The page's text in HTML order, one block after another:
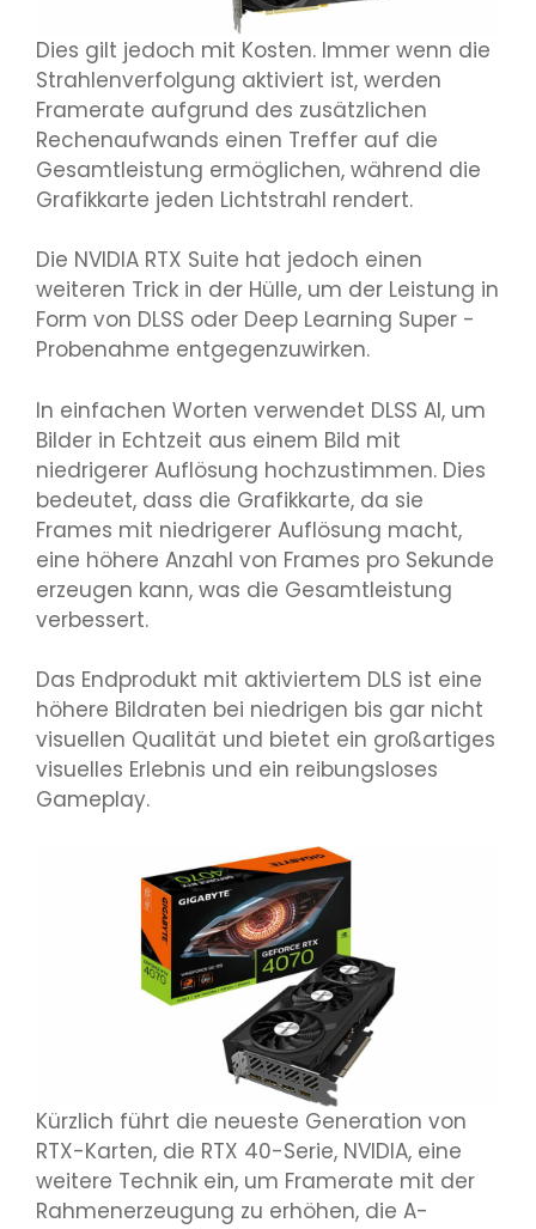
Dies gilt jedoch mit Kosten. Immer wenn die
Strahlenverfolgung aktiviert ist, werden
Framerate aufgrund des zusätzlichen
Rechenaufwands einen Treffer auf die
Gesamtleistung ermöglichen, während die
Grafikkarte jeden Lichtstrahl rendert.
Die NVIDIA RTX Suite hat jedoch einen
weiteren Trick in der Hülle, um der Leistung in
Form von DLSS oder Deep Learning Super -
Probenahme entgegenzuwirken.
In einfachen Worten verwendet DLSS AI, um
Bilder in Echtzeit aus einem Bild mit
niedrigerer Auflösung hochzustimmen. Dies
bedeutet, dass die Grafikkarte, da sie
Frames mit niedrigerer Auflösung macht,
eine höhere Anzahl von Frames pro Sekunde
erzeugen kann, was die Gesamtleistung
verbessert.
Das Endprodukt mit aktiviertem DLS ist eine
höhere Bildraten bei niedrigen bis gar nicht
visuellen Qualität und bietet ein großartiges
visuelles Erlebnis und ein reibungsloses
Gameplay.
Kürzlich führt die neueste Generation von
RTX-Karten, die RTX 40-Serie, NVIDIA, eine
weitere Technik ein, um Framerate mit der
Rahmenerzeugung zu erhöhen, die A-